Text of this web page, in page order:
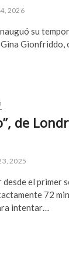
2026
su
Gina
de
2025
el primer
72
intentar…